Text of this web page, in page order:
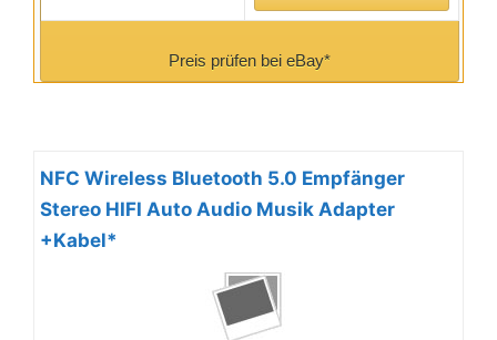
Preis prüfen bei eBay*
NFC Wireless Bluetooth 5.0 Empfänger
Stereo HIFI Auto Audio Musik Adapter
+Kabel*